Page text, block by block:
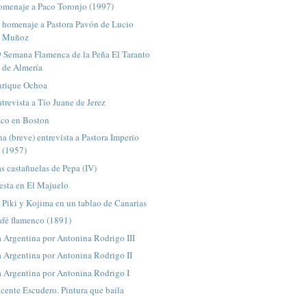
a Paco Toronjo (1997)
a Pastora Pavón de Lucio
Muñoz
Semana Flamenca de la Peña El Taranto
de Almería
Ochoa
a Tío Juane de Jerez
en Boston
(breve) entrevista a Pastora Imperio
(1957)
castañuelas de Pepa (IV)
en El Majuelo
y Kojima en un tablao de Canarias
flamenco (1891)
Argentina por Antonina Rodrigo III
Argentina por Antonina Rodrigo II
Argentina por Antonina Rodrigo I
Escudero. Pintura que baila